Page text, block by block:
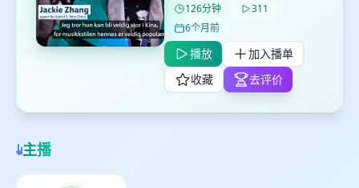
126分钟
311
6个月前
播放
加入播单
收藏
去评价
主播
取消